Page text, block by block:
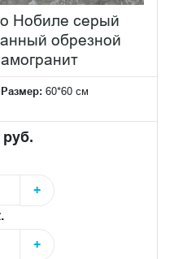
Нобиле серый
обрезной
Размер: 60*60 см
руб.
+
+